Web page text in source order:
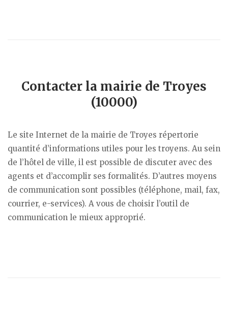
Contacter la mairie de Troyes
(10000)
Le site Internet de la mairie de Troyes répertorie
quantité d’informations utiles pour les troyens. Au sein
de l’hôtel de ville, il est possible de discuter avec des
agents et d’accomplir ses formalités. D’autres moyens
de communication sont possibles (téléphone, mail, fax,
courrier, e-services). A vous de choisir l’outil de
communication le mieux approprié.